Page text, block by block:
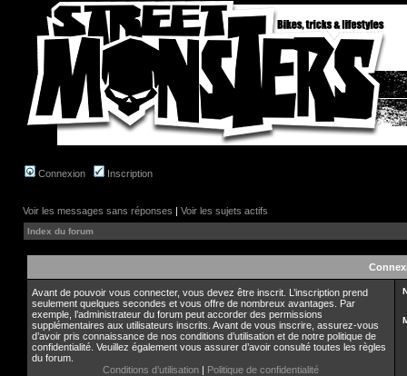
Connexion Inscription
Voir les messages sans réponses | Voir les sujets actifs
Index du forum
Avant de pouvoir vous connecter, vous devez être inscrit. L’inscription prend
seulement quelques secondes et vous offre de nombreux avantages. Par
exemple, l’administrateur du forum peut accorder des permissions
supplémentaires aux utilisateurs inscrits. Avant de vous inscrire, assurez-vous
d’avoir pris connaissance de nos conditions d’utilisation et de notre politique de
confidentialité. Veuillez également vous assurer d’avoir consulté toutes les règles
du forum.
Conditions d’utilisation | Politique de confidentialité